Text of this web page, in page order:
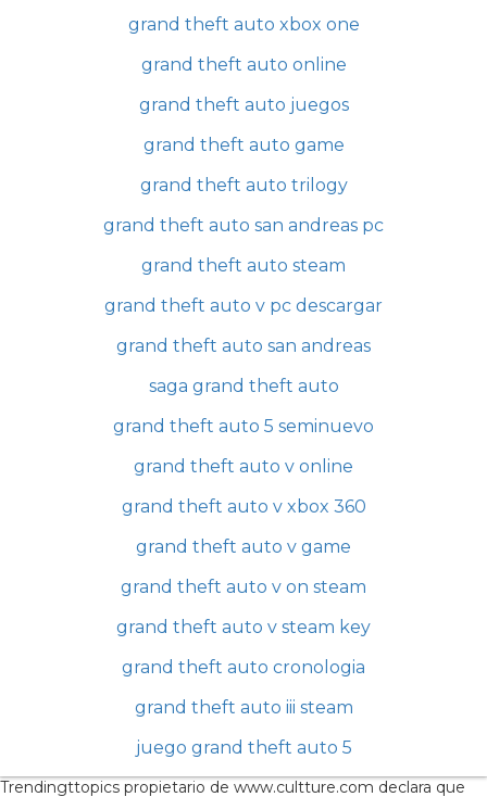
grand theft auto xbox one
grand theft auto online
grand theft auto juegos
grand theft auto game
grand theft auto trilogy
grand theft auto san andreas pc
grand theft auto steam
grand theft auto v pc descargar
grand theft auto san andreas
saga grand theft auto
grand theft auto 5 seminuevo
grand theft auto v online
grand theft auto v xbox 360
grand theft auto v game
grand theft auto v on steam
grand theft auto v steam key
grand theft auto cronologia
grand theft auto iii steam
juego grand theft auto 5
Trendingttopics propietario de www.cultture.com declara que